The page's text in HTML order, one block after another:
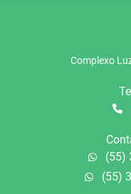
Complexo
(55)
(55)